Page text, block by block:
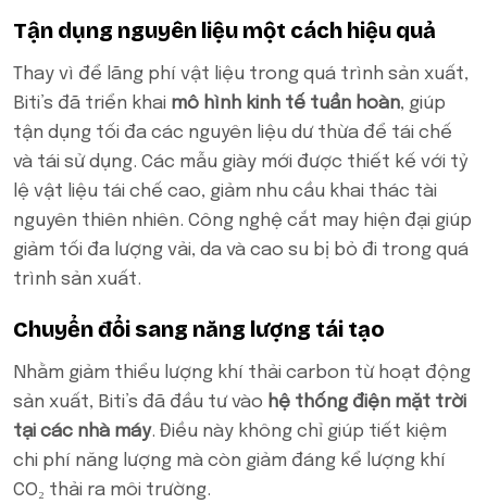
Tận dụng nguyên liệu một cách hiệu quả
Thay vì để lãng phí vật liệu trong quá trình sản xuất,
Biti’s đã triển khai mô hình kinh tế tuần hoàn, giúp
tận dụng tối đa các nguyên liệu dư thừa để tái chế
và tái sử dụng. Các mẫu giày mới được thiết kế với tỷ
lệ vật liệu tái chế cao, giảm nhu cầu khai thác tài
nguyên thiên nhiên. Công nghệ cắt may hiện đại giúp
giảm tối đa lượng vải, da và cao su bị bỏ đi trong quá
trình sản xuất.
Chuyển đổi sang năng lượng tái tạo
Nhằm giảm thiểu lượng khí thải carbon từ hoạt động
sản xuất, Biti’s đã đầu tư vào hệ thống điện mặt trời
tại các nhà máy. Điều này không chỉ giúp tiết kiệm
chi phí năng lượng mà còn giảm đáng kể lượng khí
CO₂ thải ra môi trường.